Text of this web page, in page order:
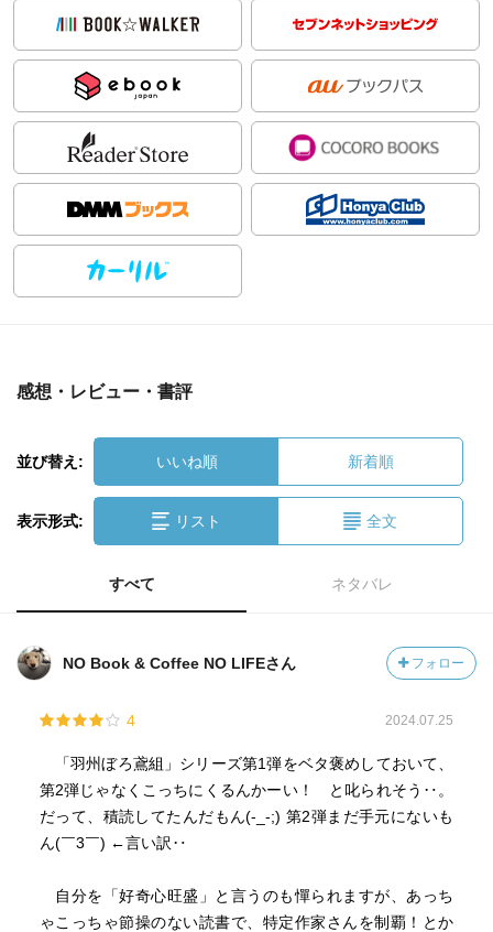
感想・レビュー・書評
並び替え: いいね順 新着順
表示形式: リスト 全文
すべて ネタバレ
NO Book & Coffee NO LIFEさん フォロー
4 2024.07.25
「羽州ぼろ鳶組」シリーズ第1弾をベタ褒めしておいて、
第2弾じゃなくこっちにくるんかーい！ と叱られそう‥。
だって、積読してたんだもん(-_-;) 第2弾まだ手元にないも
ん(￣3￣) ←言い訳‥
自分を「好奇心旺盛」と言うのも憚られますが、あっち
ゃこっちゃ節操のない読書で、特定作家さんを制覇！とか